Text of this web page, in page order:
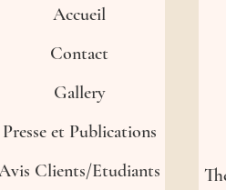
Accueil
Contact
Gallery
Presse et Publications
Clients/Etudiants